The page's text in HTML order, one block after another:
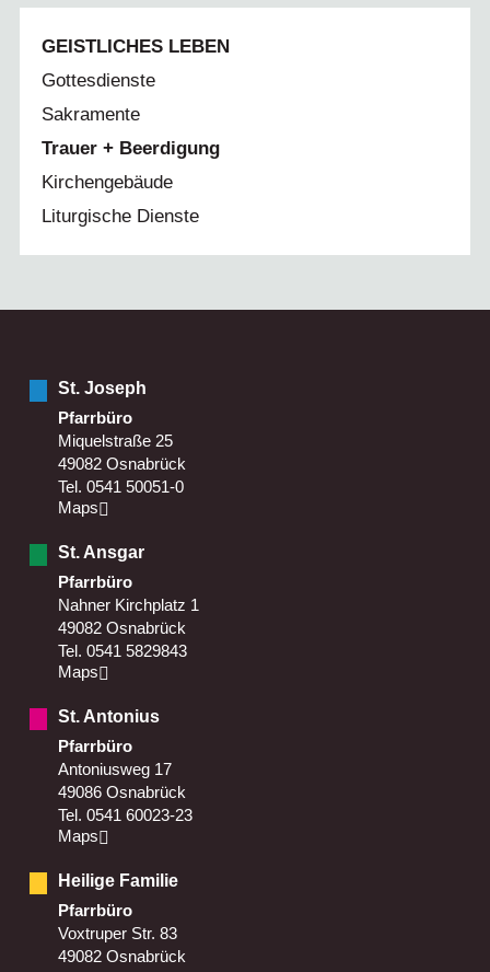
GEISTLICHES LEBEN
Gottesdienste
Sakramente
Trauer + Beerdigung
Kirchengebäude
Liturgische Dienste
St. Joseph
Pfarrbüro
Miquelstraße 25
49082 Osnabrück
Tel. 0541 50051-0
Maps
St. Ansgar
Pfarrbüro
Nahner Kirchplatz 1
49082 Osnabrück
Tel. 0541 5829843
Maps
St. Antonius
Pfarrbüro
Antoniusweg 17
49086 Osnabrück
Tel. 0541 60023-23
Maps
Heilige Familie
Pfarrbüro
Voxtruper Str. 83
49082 Osnabrück